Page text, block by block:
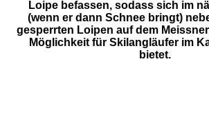
Loipe befassen, sodass sich im
(wenn er dann Schnee bringt)
gesperrten Loipen auf dem
Möglichkeit für Skilangläufer im
bietet.